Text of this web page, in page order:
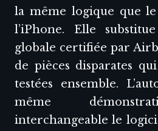
la même logique que
l’iPhone. Elle
globale certifiée par
de pièces disparates
testées ensemble.
même
interchangeable le